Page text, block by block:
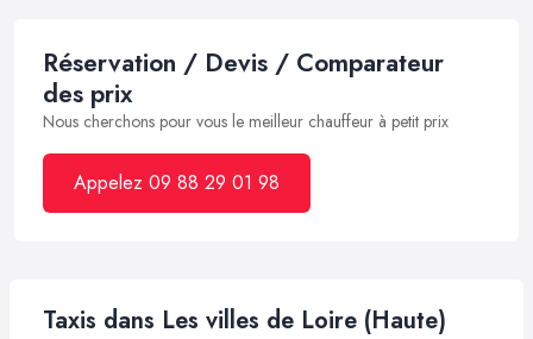
Réservation / Devis / Comparateur
des prix
Nous cherchons pour vous le meilleur chauffeur à petit prix
Appelez 09 88 29 01 98
Taxis dans Les villes de Loire (Haute)